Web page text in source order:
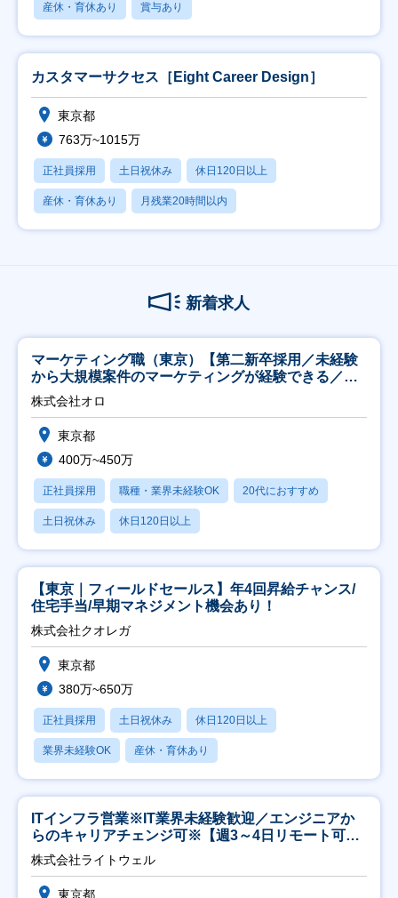
産休・育休あり 賞与あり
カスタマーサクセス［Eight Career Design］
東京都
763万~1015万
正社員採用 土日祝休み 休日120日以上
産休・育休あり 月残業20時間以内
新着求人
マーケティング職（東京）【第二新卒採用／未経験
から大規模案件のマーケティングが経験できる／研
修充実】
株式会社オロ
東京都
400万~450万
正社員採用 職種・業界未経験OK 20代におすすめ
土日祝休み 休日120日以上
【東京｜フィールドセールス】年4回昇給チャンス/
住宅手当/早期マネジメント機会あり！
株式会社クオレガ
東京都
380万~650万
正社員採用 土日祝休み 休日120日以上
業界未経験OK 産休・育休あり
ITインフラ営業※IT業界未経験歓迎／エンジニアか
らのキャリアチェンジ可※【週3～4日リモート可
能】
株式会社ライトウェル
東京都